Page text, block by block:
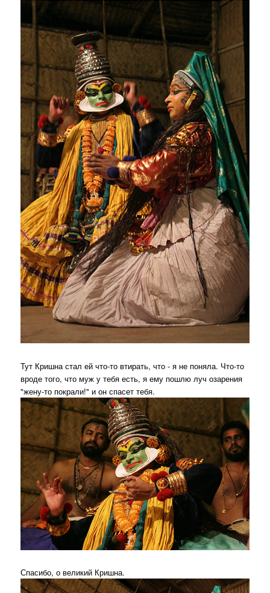
Тут Кришна стал ей что-то втирать, что - я не поняла. Что-то
вроде того, что муж у тебя есть, я ему пошлю луч озарения
"жену-то покрали!" и он спасет тебя.
Спасибо, о великий Кришна.